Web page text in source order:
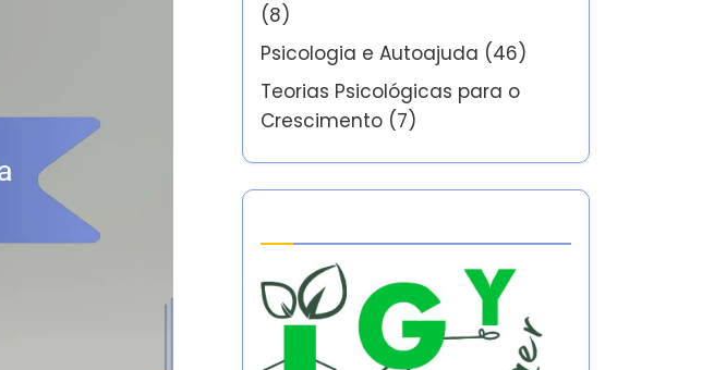
(8)
Psicologia e Autoajuda (46)
Teorias Psicológicas para o
Crescimento (7)